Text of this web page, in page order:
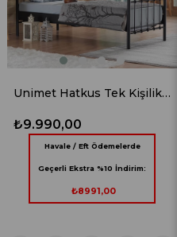
Unimet Hatkus Tek Kişilik Ferforje Siyah Metal Karyola
₺9.990,00
Havale / Eft Ödemelerde
Geçerli Ekstra %10 İndirim:
₺8991,00